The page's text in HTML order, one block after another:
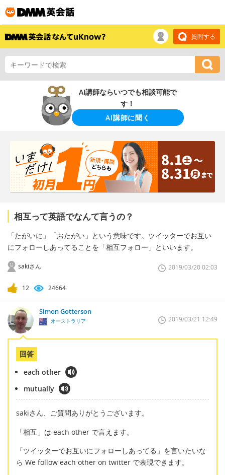
質問する
AI講師ならいつでも相談可能で
す！
AI講師に聞く
相互って英語でなんて言うの？
「たがいに」「おたがい」という意味です。ツイッターでお互い
にフォローしあってることを「相互フォロー」といいます。
sakiさん 2019/03/20 02:03
12 24664
Simon Gotterson
オーストラリア 2019/03/21 12:49
回答
each other
mutually
sakiさん、ご質問ありがとうございます。
「相互」は each other で言えます。
「ツイッターでお互いにフォローしあってる」を言いたいな
ら We follow each other on twitter で表現できます。